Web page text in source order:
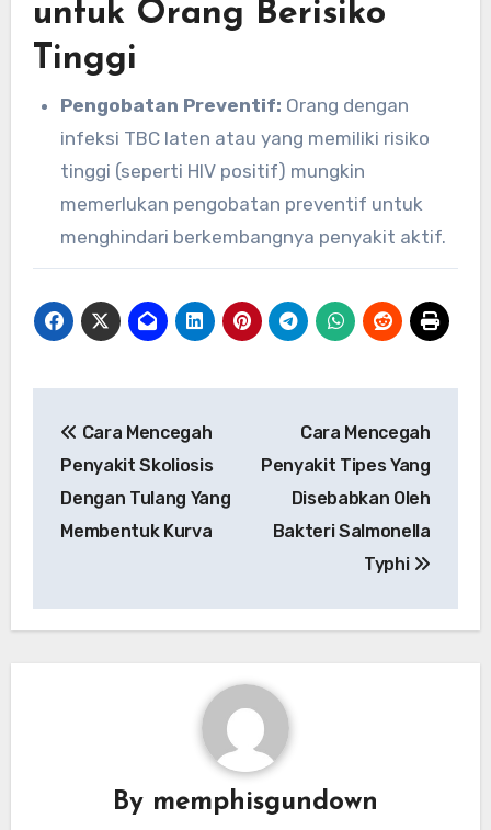
untuk Orang Berisiko
Tinggi
Pengobatan Preventif: Orang dengan
infeksi TBC laten atau yang memiliki risiko
tinggi (seperti HIV positif) mungkin
memerlukan pengobatan preventif untuk
menghindari berkembangnya penyakit aktif.
pos
Cara Mencegah
Penyakit Skoliosis
Dengan Tulang Yang
Membentuk Kurva
Cara Mencegah
Penyakit Tipes Yang
Disebabkan Oleh
Bakteri Salmonella
Typhi
By memphisgundown